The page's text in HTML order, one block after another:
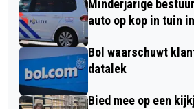
Minderjarige
auto op kop in tuin
Bol waarschuwt
datalek
Bied mee op een